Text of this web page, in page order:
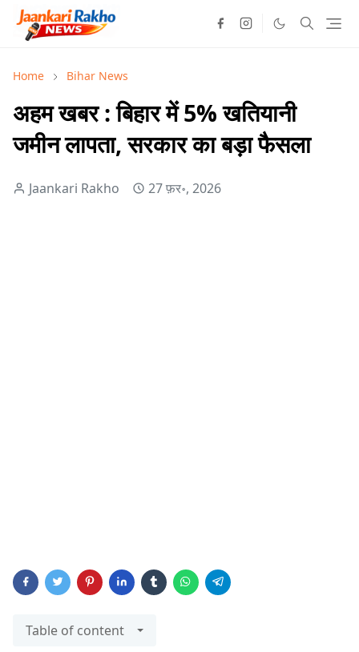
Home Bihar News
अहम खबर : बिहार में 5% खतियानी
जमीन लापता, सरकार का बड़ा फैसला
Jaankari Rakho 27 फ़र॰, 2026
Table of content